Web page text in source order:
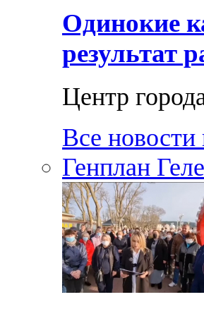
Одинокие
результат
Центр
Все новости
Генплан